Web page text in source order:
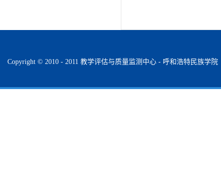
Copyright © 2010 - 2011 教学评估与质量监测中心 - 呼和浩特民族学院